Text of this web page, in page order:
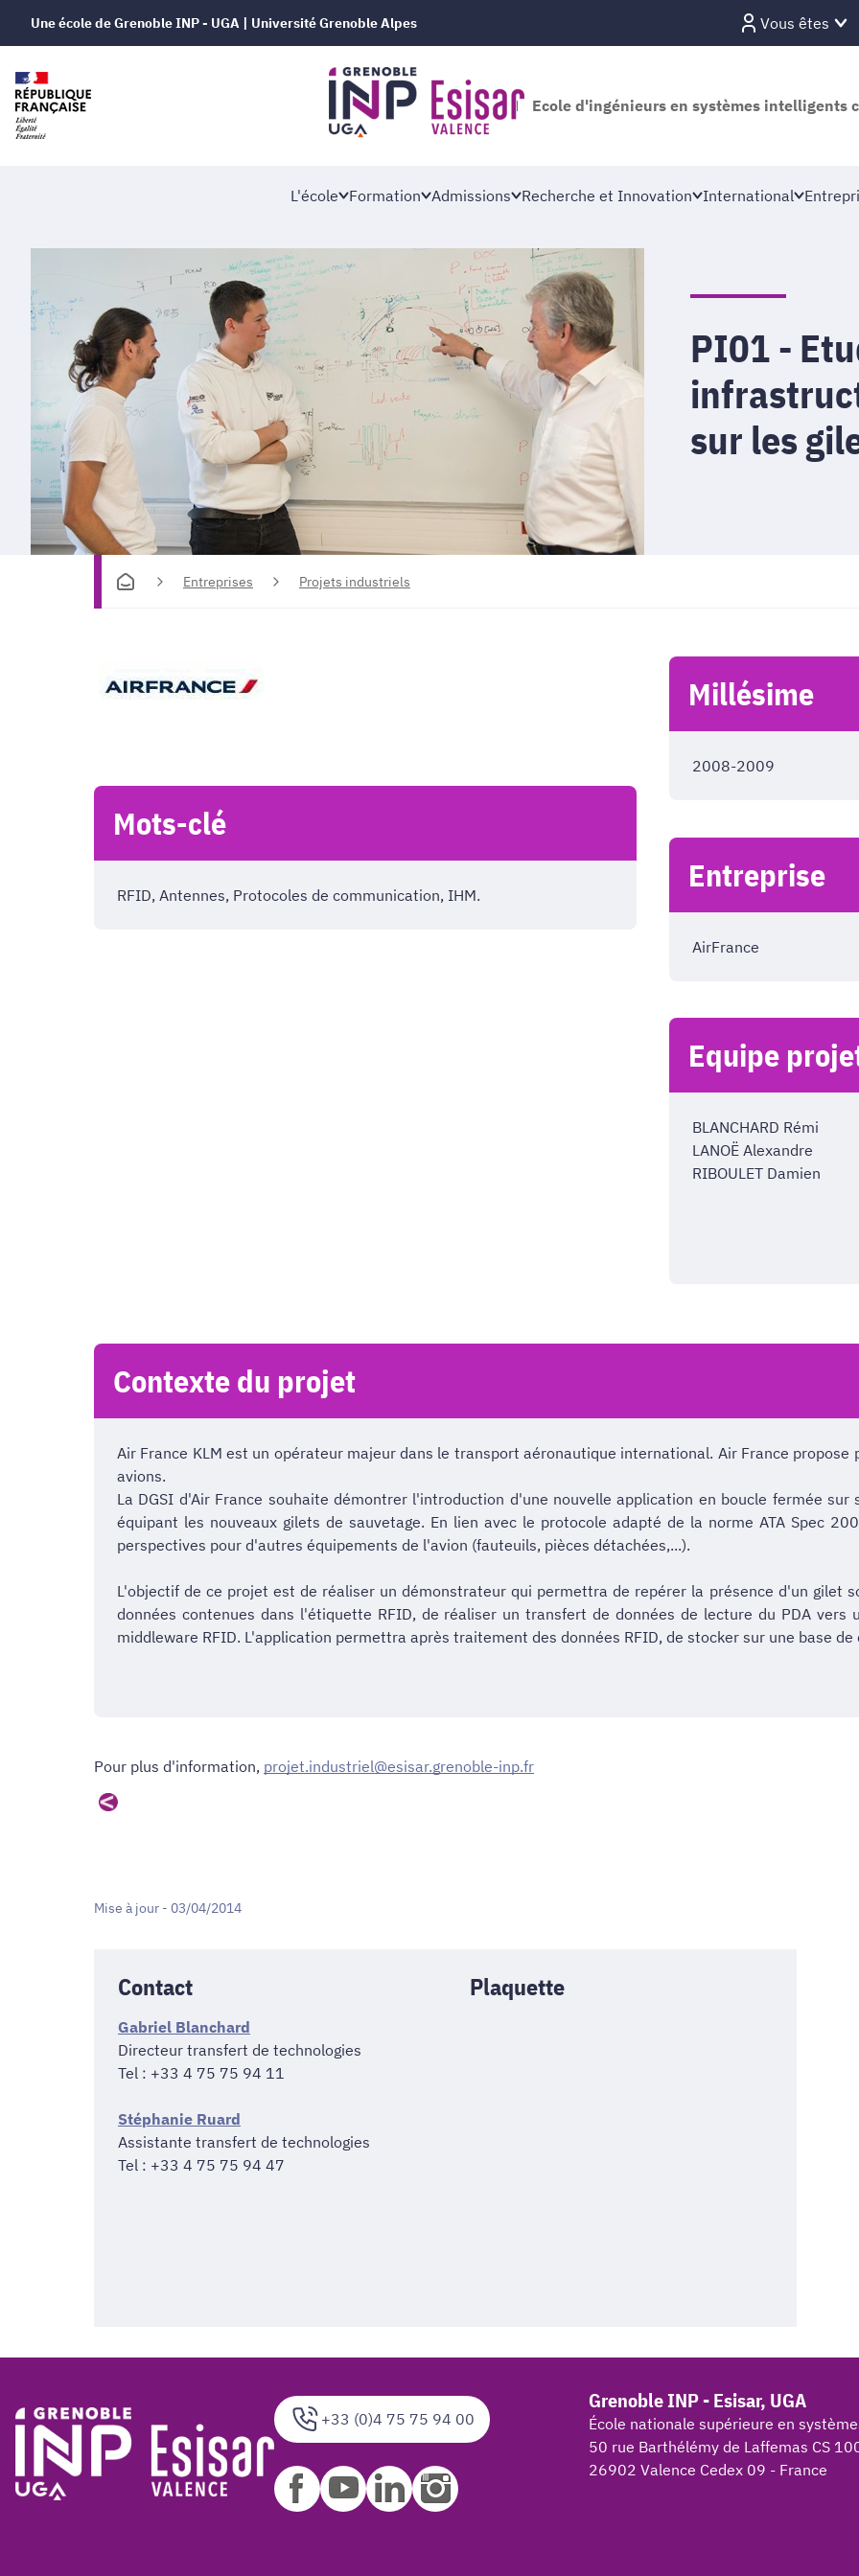
Une école de Grenoble INP - UGA | Université Grenoble Alpes Vous êtes
Ecole d'ingénieurs en systèmes intelligents
L'école Formation Admissions Recherche et Innovation International
PI01 -
sur les
Entreprises Projets industriels
Mots-clé
RFID, Antennes, Protocoles de communication, IHM.
Millésime
2008-2009
Entreprise
AirFrance
Equipe
BLANCHARD Rémi
LANOË Alexandre
RIBOULET Damien
Contexte du projet
Air France KLM est un opérateur majeur dans le transport aéronautique international. Air France
avions.
La DGSI d'Air France souhaite démontrer l'introduction d'une nouvelle application en boucle fermée
équipant les nouveaux gilets de sauvetage. En lien avec le protocole adapté de la norme ATA Spec
perspectives pour d'autres équipements de l'avion (fauteuils, pièces détachées,...).
L'objectif de ce projet est de réaliser un démonstrateur qui permettra de repérer la présence d'un gilet
données contenues dans l'étiquette RFID, de réaliser un transfert de données de lecture du PDA vers
middleware RFID. L'application permettra après traitement des données RFID, de stocker sur une base
Pour plus d'information, projet.industriel@esisar.grenoble-inp.fr
Mise à jour - 03/04/2014
Contact
Gabriel Blanchard
Directeur transfert de technologies
Tel : +33 4 75 75 94 11
Stéphanie Ruard
Assistante transfert de technologies
Tel : +33 4 75 75 94 47
Plaquette
+33 (0)4 75 75 94 00
Grenoble INP - Esisar, UGA
École nationale supérieure en
50 rue Barthélémy de Laffemas CS
26902 Valence Cedex 09 - France